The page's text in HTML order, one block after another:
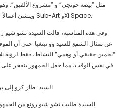
مثل “بيضة جونجي” و “مشروع الألفيق”.
وينشئ أعمالاً في مجالات متعددة، وهو مالك متحف Sub-Art وXi Space.
وفي هذه المناسبة، قالت السيدة تشو شيو
“تخمين حقيقي أو وهمي” النشاط، فقط لرؤية
في نفس الوقت، مما جعل الجمهور ينفجر
▲السيدة طلبت تشو شيو رونغ من